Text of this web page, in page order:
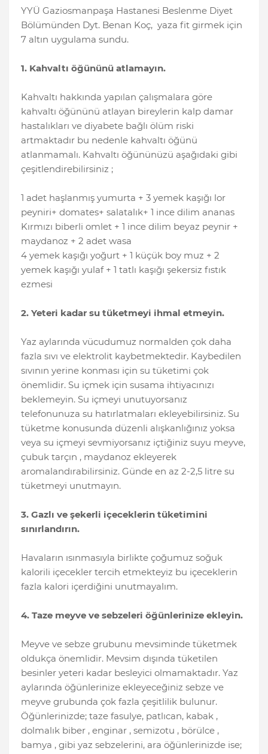
YYÜ Gaziosmanpaşa Hastanesi Beslenme Diyet
Bölümünden Dyt. Benan Koç, yaza fit girmek için
7 altın uygulama sundu.
1. Kahvaltı öğününü atlamayın.
Kahvaltı hakkında yapılan çalışmalara göre
kahvaltı öğününü atlayan bireylerin kalp damar
hastalıkları ve diyabete bağlı ölüm riski
artmaktadır bu nedenle kahvaltı öğünü
atlanmamalı. Kahvaltı öğününüzü aşağıdaki gibi
çeşitlendirebilirsiniz ;
1 adet haşlanmış yumurta + 3 yemek kaşığı lor
peyniri+ domates+ salatalık+ 1 ince dilim ananas
Kırmızı biberli omlet + 1 ince dilim beyaz peynir +
maydanoz + 2 adet wasa
4 yemek kaşığı yoğurt + 1 küçük boy muz + 2
yemek kaşığı yulaf + 1 tatlı kaşığı şekersiz fıstık
ezmesi
2. Yeteri kadar su tüketmeyi ihmal etmeyin.
Yaz aylarında vücudumuz normalden çok daha
fazla sıvı ve elektrolit kaybetmektedir. Kaybedilen
sıvının yerine konması için su tüketimi çok
önemlidir. Su içmek için susama ihtiyacınızı
beklemeyin. Su içmeyi unutuyorsanız
telefonunuza su hatırlatmaları ekleyebilirsiniz. Su
tüketme konusunda düzenli alışkanlığınız yoksa
veya su içmeyi sevmiyorsanız içtiğiniz suyu meyve,
çubuk tarçın , maydanoz ekleyerek
aromalandırabilirsiniz. Günde en az 2-2,5 litre su
tüketmeyi unutmayın.
3. Gazlı ve şekerli içeceklerin tüketimini
sınırlandırın.
Havaların ısınmasıyla birlikte çoğumuz soğuk
kalorili içecekler tercih etmekteyiz bu içeceklerin
fazla kalori içerdiğini unutmayalım.
4. Taze meyve ve sebzeleri öğünlerinize ekleyin.
Meyve ve sebze grubunu mevsiminde tüketmek
oldukça önemlidir. Mevsim dışında tüketilen
besinler yeteri kadar besleyici olmamaktadır. Yaz
aylarında öğünlerinize ekleyeceğiniz sebze ve
meyve grubunda çok fazla çeşitlilik bulunur.
Öğünlerinizde; taze fasulye, patlıcan, kabak ,
dolmalık biber , enginar , semizotu , börülce ,
bamya , gibi yaz sebzelerini, ara öğünlerinizde ise;